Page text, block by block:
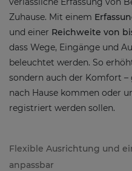
Zuhause. Mit einem
und einer Reichweite von
dass Wege, Eingänge und
beleuchtet werden. So
sondern auch der Komfort –
nach Hause kommen oder
registriert werden sollen.
Flexible Ausrichtung und
anpassbar